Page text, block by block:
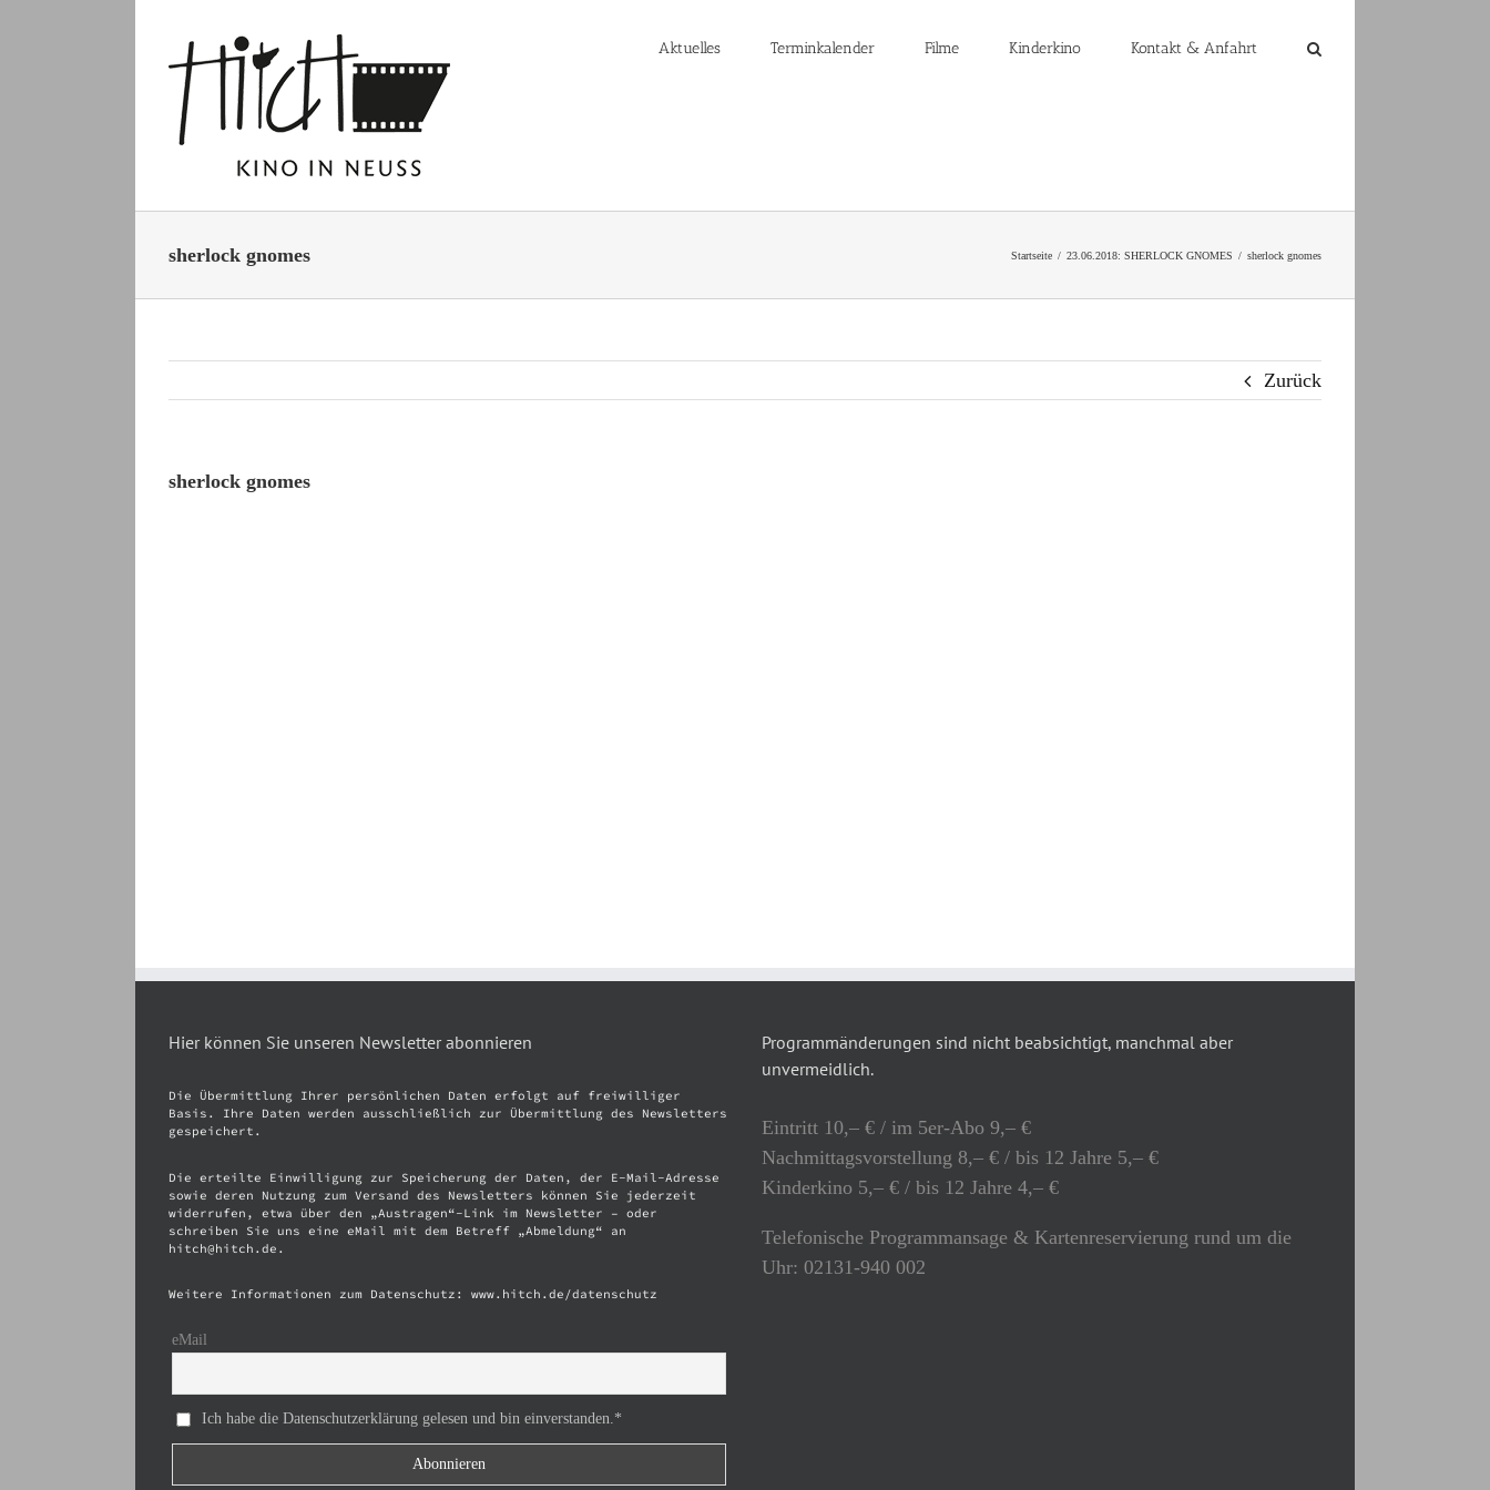
Aktuelles Terminkalender Filme Kinderkino Kontakt & Anfahrt
sherlock gnomes Startseite 23.06.2018: SHERLOCK GNOMES sherlock gnomes
Zurück
sherlock gnomes
Hier können Sie unseren Newsletter abonnieren
Die Übermittlung Ihrer persönlichen Daten erfolgt auf freiwilliger
Basis. Ihre Daten werden ausschließlich zur Übermittlung des Newsletters
gespeichert.
Die erteilte Einwilligung zur Speicherung der Daten, der E-Mail-Adresse
sowie deren Nutzung zum Versand des Newsletters können Sie jederzeit
widerrufen, etwa über den „Austragen“-Link im Newsletter – oder
schreiben Sie uns eine eMail mit dem Betreff „Abmeldung“ an
hitch@hitch.de.
Weitere Informationen zum Datenschutz: www.hitch.de/datenschutz
eMail
Ich habe die Datenschutzerklärung gelesen und bin einverstanden.*
Programmänderungen sind nicht beabsichtigt, manchmal aber
unvermeidlich.
Eintritt 10,– € / im 5er-Abo 9,– €
Nachmittagsvorstellung 8,– € / bis 12 Jahre 5,– €
Kinderkino 5,– € / bis 12 Jahre 4,– €
Telefonische Programmansage & Kartenreservierung rund um die
Uhr: 02131-940 002